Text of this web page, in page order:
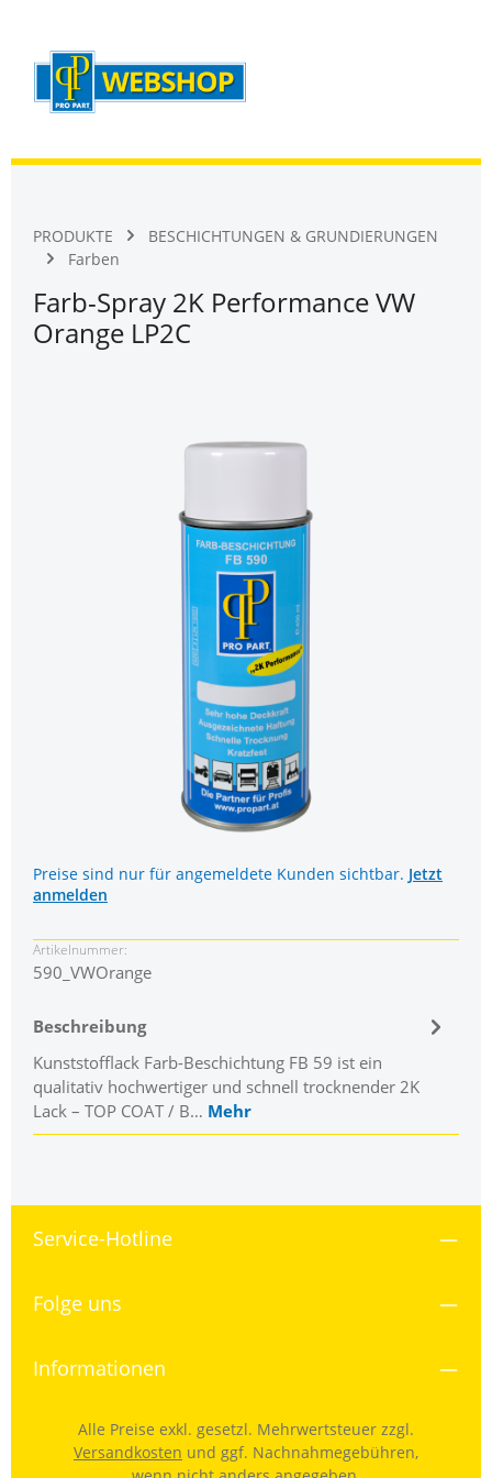
PRODUKTE
BESCHICHTUNGEN & GRUNDIERUNGEN
Farben
Farb-Spray 2K Performance VW
Orange LP2C
Bildergalerie überspringen
Preise sind nur für angemeldete Kunden sichtbar. Jetzt
anmelden
Artikelnummer:
590_VWOrange
Beschreibung
Kunststofflack Farb-Beschichtung FB 59 ist ein
qualitativ hochwertiger und schnell trocknender 2K
Lack – TOP COAT / B… Mehr
Service-Hotline
Folge uns
Informationen
Alle Preise exkl. gesetzl. Mehrwertsteuer zzgl.
Versandkosten und ggf. Nachnahmegebühren,